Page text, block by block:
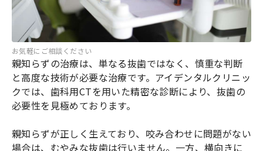
お気軽にご相談ください
親知らずの治療は、単なる抜歯ではなく、慎重な判断
と高度な技術が必要な治療です。アイデンタルクリニッ
クでは、歯科用CTを用いた精密な診断により、抜歯の
必要性を見極めております。
親知らずが正しく生えており、咬み合わせに問題がない
場合は、むやみな抜歯は行いません。一方、横向きに